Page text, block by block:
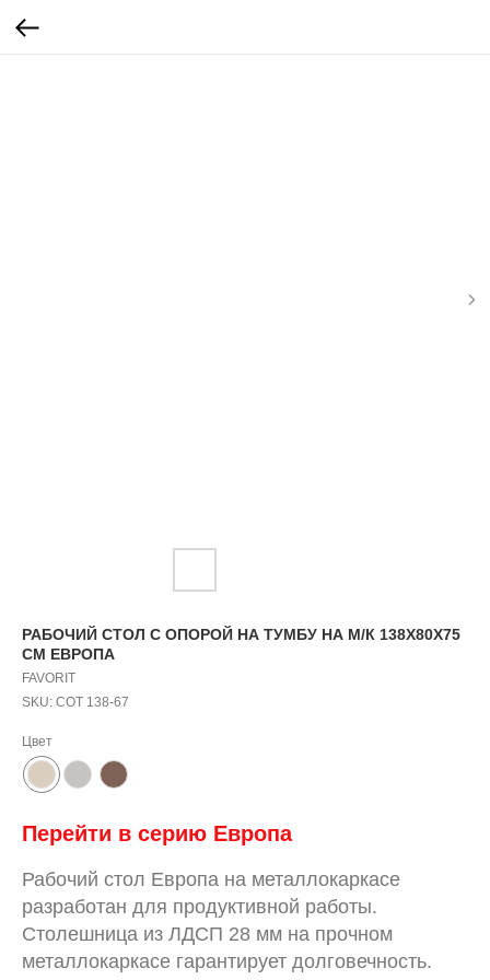
РАБОЧИЙ СТОЛ С ОПОРОЙ НА ТУМБУ НА М/К 138Х80Х75
СМ ЕВРОПА
FAVORIT
SKU: СОТ 138-67
Цвет
Перейти в серию Европа
Рабочий стол Европа на металлокаркасе
разработан для продуктивной работы.
Столешница из ЛДСП 28 мм на прочном
металлокаркасе гарантирует долговечность.